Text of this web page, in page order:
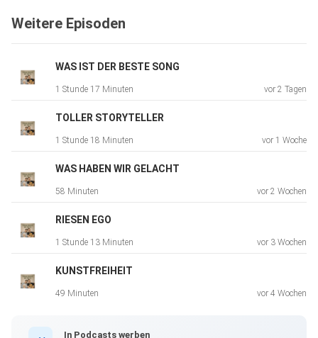
your
Weitere Episoden
WAS IST DER BESTE SONG
1 Stunde 17 Minuten vor 2 Tagen
TOLLER STORYTELLER
1 Stunde 18 Minuten vor 1 Woche
WAS HABEN WIR GELACHT
58 Minuten vor 2 Wochen
RIESEN EGO
1 Stunde 13 Minuten vor 3 Wochen
KUNSTFREIHEIT
49 Minuten vor 4 Wochen
In Podcasts werben